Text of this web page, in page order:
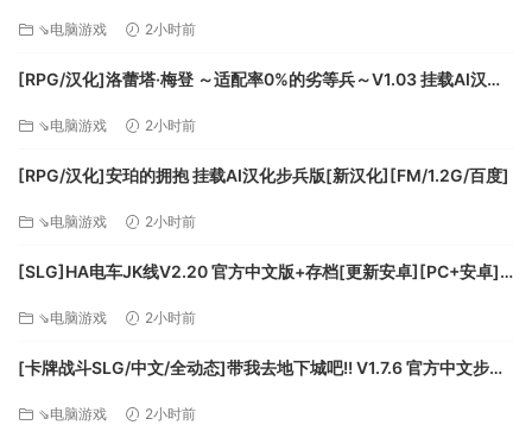
探索宝藏：在泰拉盖亚中，不止有凶残的怪物。随着探索能
在路途中的密道，用密道中的钥匙开启珍贵的宝藏。
⇘电脑游戏 2小时前
[RPG/汉化]洛蕾塔·梅登 ～适配率0%的劣等兵～V1.03 挂载AI汉化
⇘电脑游戏 2小时前
[RPG/汉化]安珀的拥抱 挂载AI汉化步兵版[新汉化][FM/1.2G/百度]
⇘电脑游戏 2小时前
[SLG]HA电车JK线V2.20 官方中文版+存档[更新安卓][PC+安卓]
⇘电脑游戏 2小时前
[卡牌战斗SLG/中文/全动态]带我去地下城吧!! V1.7.6 官方中文步兵
⇘电脑游戏 2小时前